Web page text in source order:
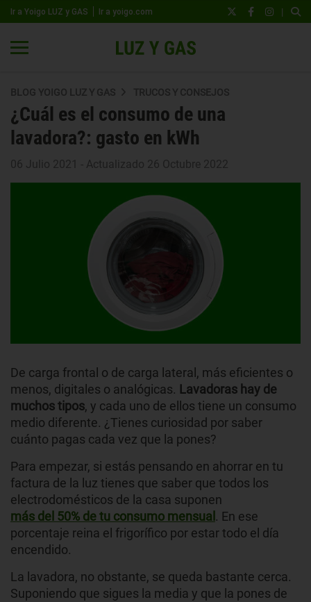
Ir a Yoigo LUZ y GAS Ir a yoigo.com |
BLOG YOIGO LUZ Y GAS TRUCOS Y CONSEJOS
¿Cuál es el consumo de una
lavadora?: gasto en kWh
06 Julio 2021 - Actualizado 26 Octubre 2022
De carga frontal o de carga lateral, más eficientes o
menos, digitales o analógicas. Lavadoras hay de
muchos tipos, y cada uno de ellos tiene un consumo
medio diferente. ¿Tienes curiosidad por saber
cuánto pagas cada vez que la pones?
Para empezar, si estás pensando en ahorrar en tu
factura de la luz tienes que saber que todos los
electrodomésticos de la casa suponen
más del 50% de tu consumo mensual . En ese
porcentaje reina el frigorífico por estar todo el día
encendido.
La lavadora, no obstante, se queda bastante cerca.
Suponiendo que sigues la media y que la pones de